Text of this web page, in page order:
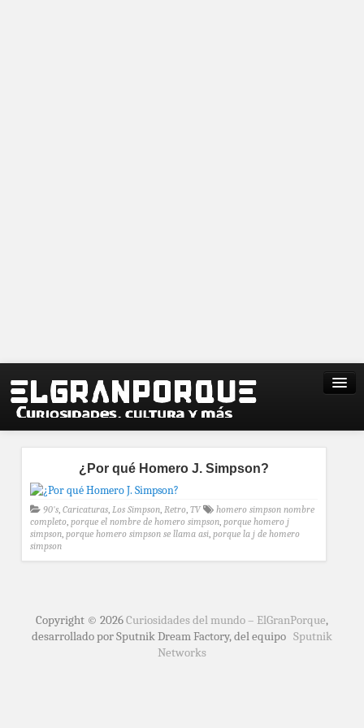
¿Por qué Homero J. Simpson?
90's, Caricaturas, Los Simpson, Retro, TV
homero simpson nombre
completo, porque el nombre de homero simpson, porque homero j
simpson, porque homero simpson se llama asi, porque la j de homero
simpson
Copyright © 2026Curiosidades del mundo – ElGranPorque,
desarrollado por Sputnik Dream Factory, del equipo Sputnik
Networks